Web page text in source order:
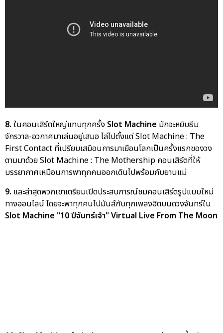
8. ในคอนเสิร์ตใหญ่แทบทุกครั้ง Slot Machine มักจะหยิบธีม
จักรวาล-อวกาศมาเล่นอยู่เสมอ ไล่ไปตั้งแต่ Slot Machine : The
First Contact ที่เปรียบเสมือนการมาเยือนโลกเป็นครั้งแรกของวง
ตามมาด้วย Slot Machine : The Mothership คอนเสิร์ตที่ให้
บรรยากาศเหมือนการพาทุกคนออกเดินไปพร้อมกับยานแม่
9. และล่าสุดพวกเขาเตรียมเปิดประสบการณ์ชมคอนเสิร์ตรูปแบบใหม่
ทางออนไลน์ โดยจะพาทุกคนไปมันส์กับทุกเพลงฮิตบนดวงจันทร์ใน
Slot Machine "10 ปีจันทร์เจ้า" Virtual Live From The Moon